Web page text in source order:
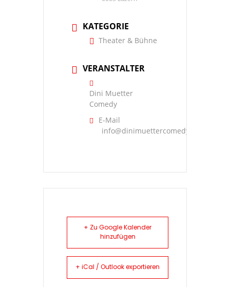
KATEGORIE
Theater & Bühne
VERANSTALTER
Dini Muetter
Comedy
E-Mail
info@dinimuettercomedy.ch
+ Zu Google Kalender
hinzufügen
+ iCal / Outlook exportieren